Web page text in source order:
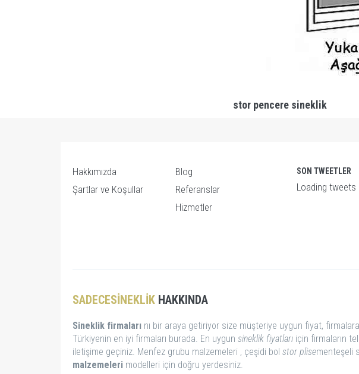
stor pencere sineklik
Hakkımızda
Şartlar ve Koşullar
Blog
Referanslar
Hizmetler
SON TWEETLER
Loading tweets
SADECESINEKLIK HAKKINDA
Sineklik firmaları nı bir araya getiriyor size müşteriye uygun fiyat,
Türkiyenin en iyi firmaları burada. En uygun sineklik fiyatları için firmaların
iletişime geçiniz. Menfez grubu malzemeleri , çeşidi bol stor plisementeşeli
malzemeleri modelleri için doğru yerdesiniz.